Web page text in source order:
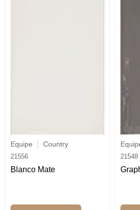
Equipe Country
21556
Blanco Mate
21548